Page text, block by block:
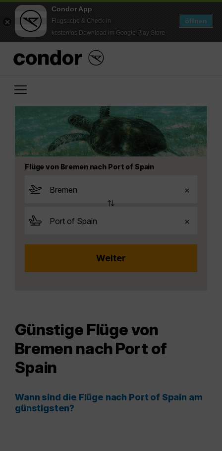
Condor App
Flugsuche & Check-in
kostenlos Download im Google Play Store
öffnen
Flüge von Bremen nach Port of Spain
Günstige Flüge von
Bremen nach Port of
Spain
Wann sind die Flüge nach Port of Spain am
günstigsten?